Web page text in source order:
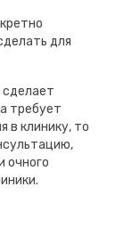
для
сделает
требует
в клинику, то
очного